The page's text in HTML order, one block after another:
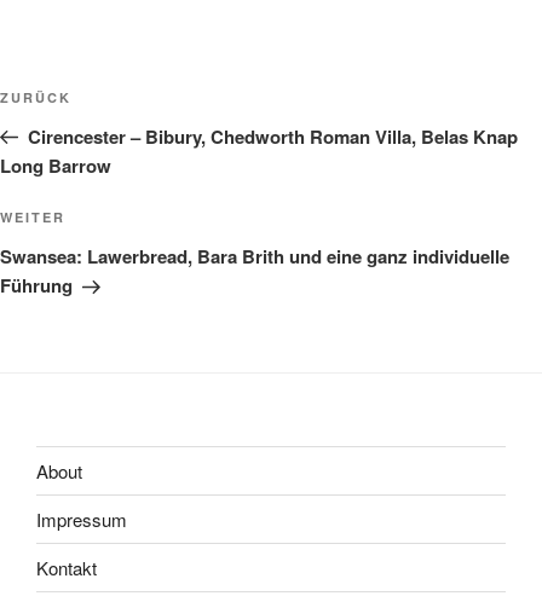
Beitragsnavigation
Vorheriger
Beitrag
ZURÜCK
Cirencester – Bibury, Chedworth Roman Villa, Belas Knap
Long Barrow
Nächster
Beitrag
WEITER
Swansea: Lawerbread, Bara Brith und eine ganz individuelle
Führung
About
Impressum
Kontakt